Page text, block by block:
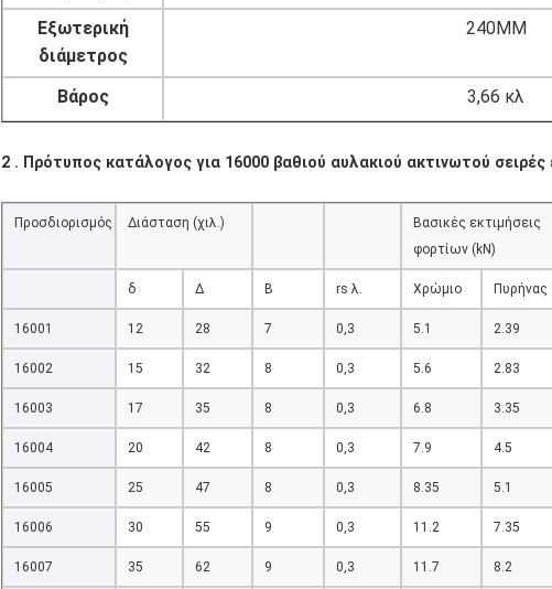
Εξωτερική
διάμετρος
240MM
Βάρος 3,66 κλ
2 . Πρότυπος κατάλογος για 16000 βαθιού αυλακιού ακτινωτού σειρές
Προσδιορισμός Διάσταση (χιλ.)
Βασικές εκτιμήσεις
φορτίων (kN)
δ Δ Β rs λ. Χρώμιο Πυρήνας
16001 12 28 7 0,3 5.1 2.39
16002 15 32 8 0,3 5.6 2.83
16003 17 35 8 0,3 6.8 3.35
16004 20 42 8 0,3 7.9 4.5
16005 25 47 8 0,3 8.35 5.1
16006 30 55 9 0,3 11.2 7.35
16007 35 62 9 0,3 11.7 8.2